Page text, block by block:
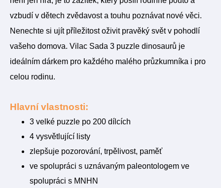
vzbudí v dětech zvědavost a touhu poznávat nové věci.
Nenechte si ujít příležitost oživit pravěký svět v pohodlí
vašeho domova. Vilac Sada 3 puzzle dinosaurů je
ideálním dárkem pro každého malého průzkumníka i pro
celou rodinu.
Hlavní vlastnosti:
3 velké puzzle po 200 dílcích
4 vysvětlující listy
zlepšuje pozorování, trpělivost, paměť
ve spolupráci s uznávaným paleontologem ve
spolupráci s MNHN